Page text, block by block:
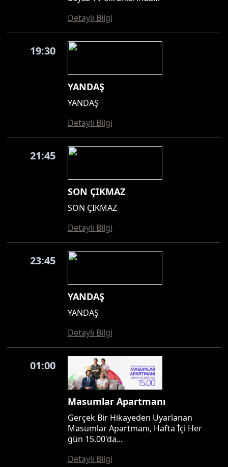
Detaylı Bilgi
19:30
YANDAŞ
YANDAŞ
Detaylı Bilgi
21:45
SON ÇIKMAZ
SON ÇIKMAZ
Detaylı Bilgi
23:45
YANDAŞ
YANDAŞ
Detaylı Bilgi
01:00
Masumlar Apartmanı
Gerçek Bir Hikayeden Uyarlanan
Masumlar Apartmanı, Hafta İçi Her
gün 15.00'da...
Detaylı Bilgi